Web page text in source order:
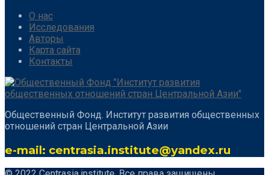
О нас
Исследования
Авторы
Карта сайта
Контакты
Общественный Фонд. Институт развития общественных
отношений стран Центральной Азии
e-mail: centrasia.institute@yandex.ru